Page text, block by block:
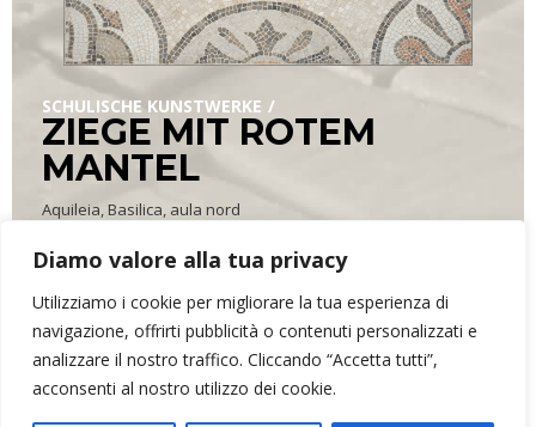
Diamo valore alla tua privacy
Utilizziamo i cookie per migliorare la tua esperienza di
navigazione, offrirti pubblicità o contenuti personalizzati e
analizzare il nostro traffico. Cliccando “Accetta tutti”,
acconsenti al nostro utilizzo dei cookie.
SCHULISCHE KUNSTWERKE
ZIEGE MIT ROTEM
MANTEL
Aquileia, Basilica, aula nord
Ausbildungszeitraums mit der römischen Technik in einer
Gruppenarbeit geschaffenen Einzelheiten.
ARR&DOmosaico di Elena Bonazzoli- P.IVA 02634390302 - Via dei
Monti, 16 - 33034 - Fagagna (UD)
Privatleben
Kontakte